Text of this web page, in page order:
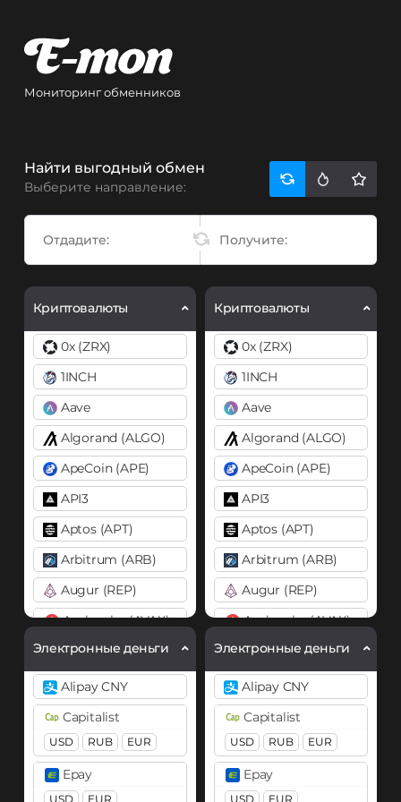
Мониторинг обменников
Найти выгодный обмен
Выберите направление:
Криптовалюты
0x (ZRX)
1INCH
Aave
Algorand (ALGO)
ApeCoin (APE)
API3
Aptos (APT)
Arbitrum (ARB)
Augur (REP)
Avalanche (AVAX)
X Chain C Chain
Axie Infinity (AXS)
Balancer (BAL)
Band
Basic Attention Token (BAT)
BEP20 ERC20
Электронные деньги
Alipay CNY
Capitalist
USD RUB EUR
Epay
USD EUR
Криптовалюты
0x (ZRX)
1INCH
Aave
Algorand (ALGO)
ApeCoin (APE)
API3
Aptos (APT)
Arbitrum (ARB)
Augur (REP)
Avalanche (AVAX)
X Chain C Chain
Axie Infinity (AXS)
Balancer (BAL)
Band
Basic Attention Token
BEP20 ERC20
Электронные деньги
Alipay CNY
Capitalist
USD RUB EUR
Epay
USD EUR